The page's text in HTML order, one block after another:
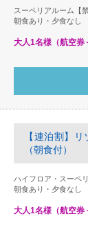
スーペリアルーム【
朝食あり・夕食なし
大人1名様（航空券
【連泊割】
（朝食付）
ハイフロア・スーペ
朝食あり・夕食なし
大人1名様（航空券